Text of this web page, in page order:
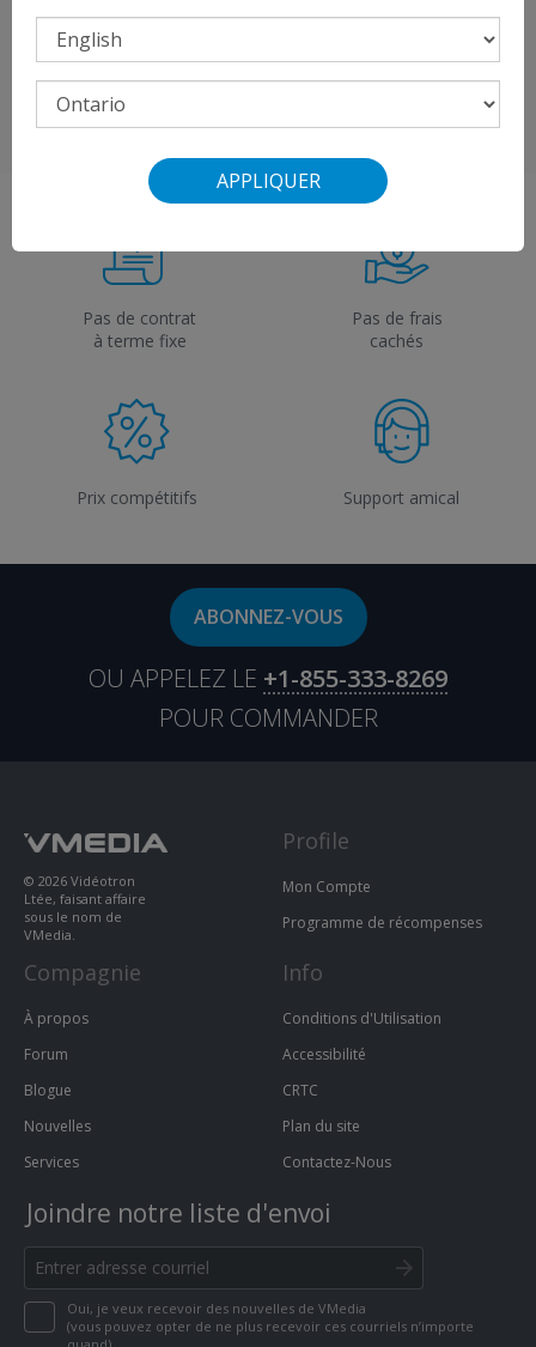
APPLIQUER
Pas de contrat
à terme fixe
Pas de frais
cachés
Prix compétitifs Support amical
Crédit de 50 $ offert avec l’abonnement au
forfait télé Premium Flex de VMedia
Afficher
ABONNEZ-VOUS
OU APPELEZ LE +1-855-333-8269
POUR COMMANDER
© 2026 Vidéotron
Ltée, faisant affaire
sous le nom de
VMedia.
Joindre notre liste d'envoi
Oui, je veux recevoir des nouvelles de VMedia
(vous pouvez opter de ne plus recevoir ces courriels n’importe
Profile
Mon Compte
Programme de récompenses
Compagnie
À propos
Forum
Blogue
Nouvelles
Services
Info
Conditions d'Utilisation
Accessibilité
CRTC
Plan du site
Contactez-Nous